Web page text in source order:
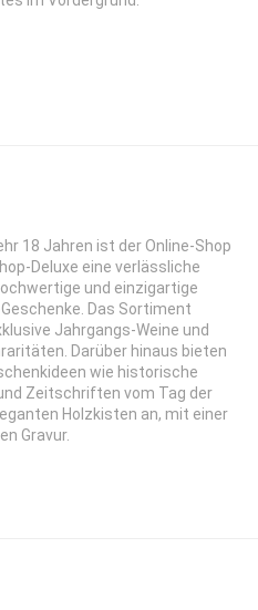
18 Jahren ist der Online-Shop
Deluxe eine verlässliche
und einzigartige
Das Sortiment
Jahrgangs-Weine und
Darüber hinaus bieten
wie historische
Zeitschriften vom Tag der
Holzkisten an, mit einer
Gravur.